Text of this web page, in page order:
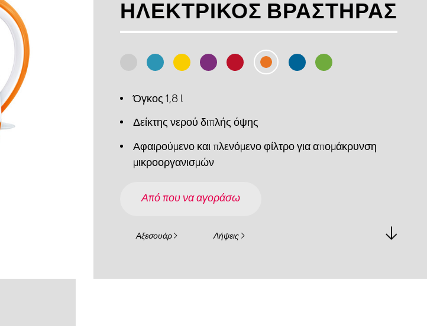
ΗΛΕΚΤΡΙΚΌΣ ΒΡΑΣΤΉΡΑΣ
Όγκος 1,8 l
Δείκτης νερού διπλής όψης
Αφαιρούμενο και πλενόμενο φίλτρο για απομάκρυνση
μικροοργανισμών
Από που να αγοράσω
Αξεσουάρ Λήψεις